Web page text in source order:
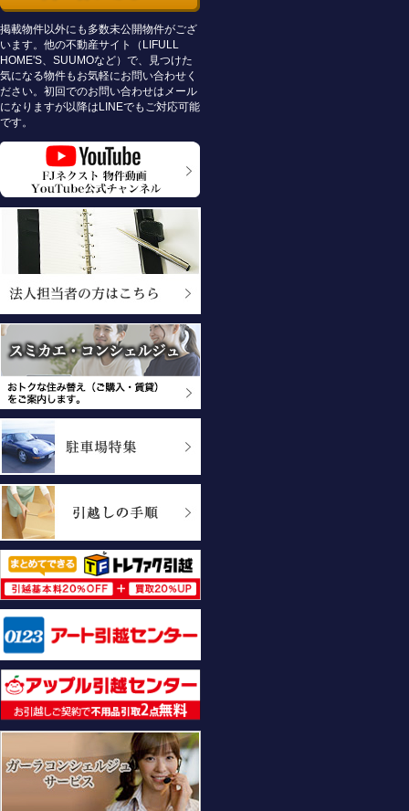
掲載物件以外にも多数未公開物件がござ
います。他の不動産サイト（LIFULL
HOME'S、SUUMOなど）で、見つけた
気になる物件もお気軽にお問い合わせく
ださい。初回でのお問い合わせはメール
になりますが以降はLINEでもご対応可能
です。